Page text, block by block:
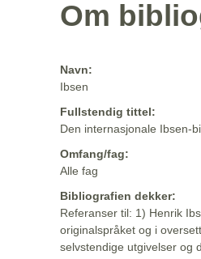
Om
Navn:
Ibsen
Fullstendig tittel:
Den internasjonale Ibsen-
Omfang/fag:
Alle fag
Bibliografien dekker:
Referanser til: 1) Henrik
originalspråket og i
selvstendige utgivelser og